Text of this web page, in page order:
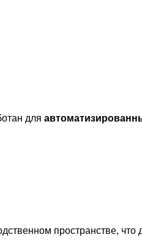
для
пространстве, что